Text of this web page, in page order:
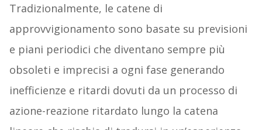
Tradizionalmente, le catene di
approvvigionamento sono basate su previsioni
e piani periodici che diventano sempre più
obsoleti e imprecisi a ogni fase generando
inefficienze e ritardi dovuti da un processo di
azione-reazione ritardato lungo la catena